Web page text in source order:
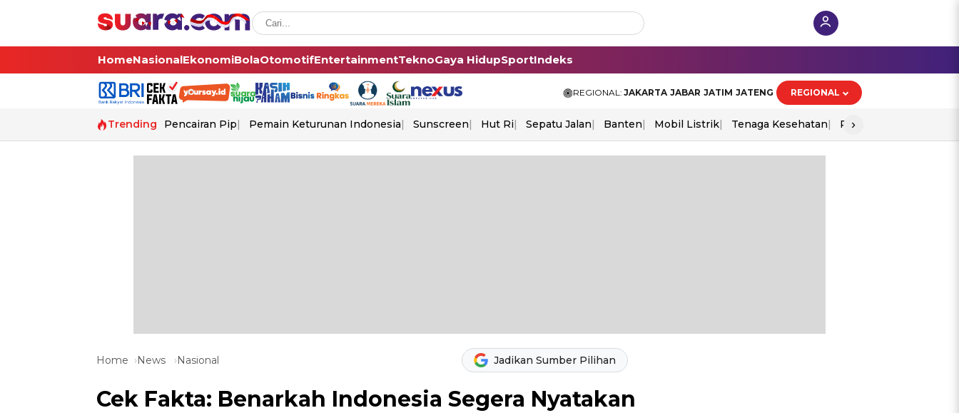
HomeNasionalEkonomiBolaOtomotifEntertainmentTeknoGaya HidupSportIndeks
REGIONAL: JAKARTA JABAR JATIM JATENG REGIONAL
Trending Pencairan Pip Pemain Keturunan Indonesia Sunscreen Hut Ri Sepatu Jalan Banten Mobil Listrik Tenaga Kesehatan Perang As-Iran
›
Home News Nasional Jadikan Sumber Pilihan
Cek Fakta: Benarkah Indonesia Segera Nyatakan